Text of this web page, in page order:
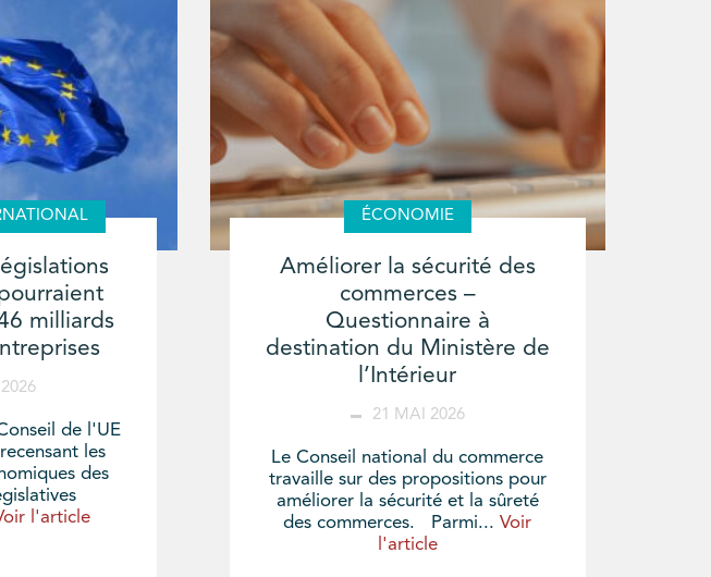
milliards
de l'UE
les
des
l'article
ÉCONOMIE
Améliorer la sécurité des
commerces –
Questionnaire à
destination du Ministère de
l’Intérieur
21 MAI 2026
Le Conseil national du commerce
travaille sur des propositions pour
améliorer la sécurité et la sûreté
des commerces. Parmi...Voir
l'article